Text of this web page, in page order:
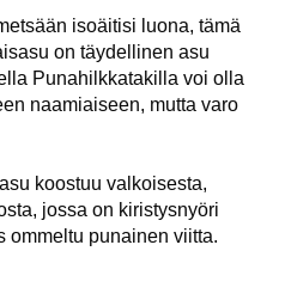
isoäitisi luona, tämä
on täydellinen asu
Punahilkkatakilla voi olla
naamiaiseen, mutta varo
koostuu valkoisesta,
jossa on kiristysnyöri
ommeltu punainen viitta.